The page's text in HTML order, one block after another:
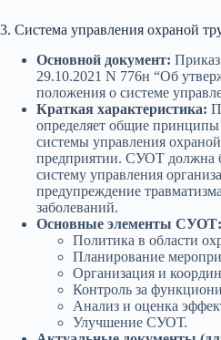
3. Система управления охраной
Основной документ:
29.10.2021 N 776н “Об
положения о системе
Краткая характеристика:
определяет общие
системы управления
предприятии. СУОТ должна
систему управления
предупреждение
заболеваний.
Основные элементы СУОТ:
Политика в области
Планирование
Организация и
Контроль за
Анализ и оценка
Улучшение СУОТ.